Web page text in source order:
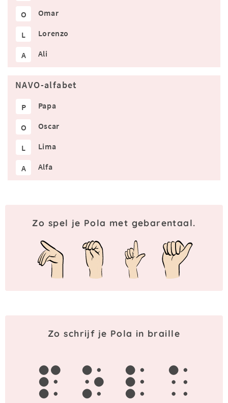
O Omar
L Lorenzo
A Ali
NAVO-alfabet
P Papa
O Oscar
L Lima
A Alfa
Zo spel je Pola met gebarentaal.
Zo schrijf je Pola in braille
p o l a